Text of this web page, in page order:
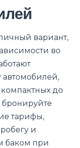
вариант,
во
автомобилей,
до
тарифы,
и
баком при